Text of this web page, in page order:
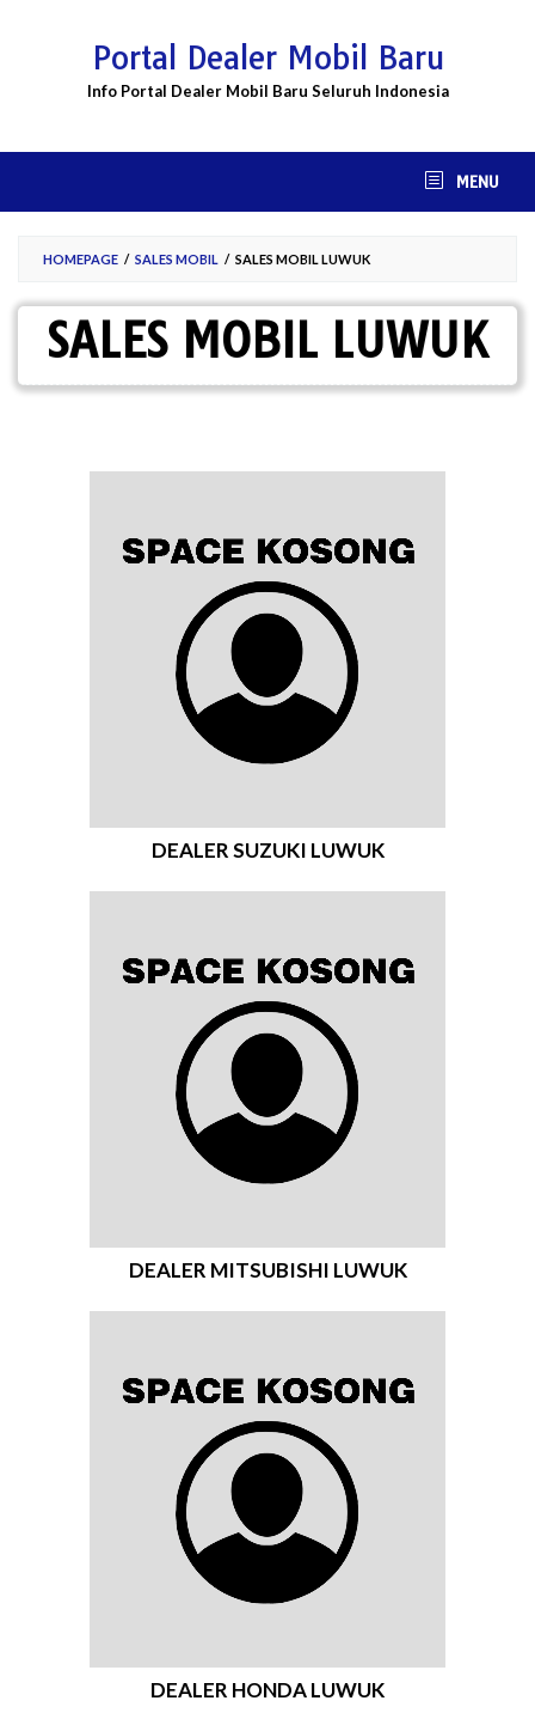
Portal Dealer Mobil Baru
Info Portal Dealer Mobil Baru Seluruh Indonesia
MENU
HOMEPAGE / SALES MOBIL / SALES MOBIL LUWUK
SALES MOBIL LUWUK
DEALER SUZUKI LUWUK
DEALER MITSUBISHI LUWUK
DEALER HONDA LUWUK